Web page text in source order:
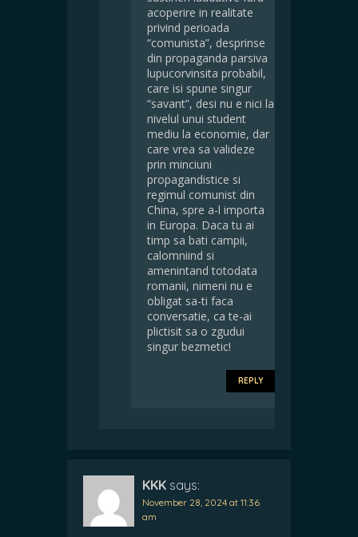
acoperire in realitate
privind perioada
“comunista”, desprinse
din propaganda parsiva
lupucorvinsita probabil,
care isi spune singur
“savant”, desi nu e nici la
nivelul unui student
mediu la economie, dar
care vrea sa valideze
prin minciuni
propagandistice si
regimul comunist din
China, spre a-l importa
in Europa. Daca tu ai
timp sa bati campii,
calomniind si
amenintand totodata
romanii, nimeni nu e
obligat sa-ti faca
conversatie, ca te-ai
plictisit sa o zgudui
singur bezmetic!
REPLY
KKK says:
November 28, 2024 at 11:36
am